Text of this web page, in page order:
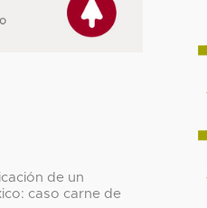
de un
caso carne de